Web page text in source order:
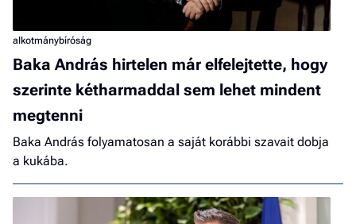
alkotmánybíróság
Baka András hirtelen már elfelejtette, hogy
szerinte kétharmaddal sem lehet mindent
megtenni
Baka András folyamatosan a saját korábbi szavait dobja
a kukába.